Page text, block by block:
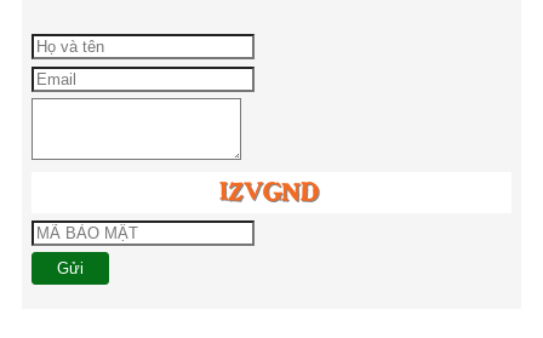
Gửi